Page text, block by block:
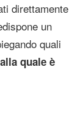
direttamente
un
quali
alla quale è